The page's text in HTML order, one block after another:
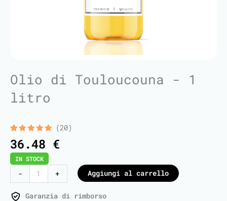
Olio di Touloucouna - 1
litro
Valutato
5.00 su 5
su base
di
20
recensioni
(20)
36.48 €
IN STOCK
-
Touloucouna
Oil
-
+ Aggiungi al carrello
Garanzia di rimborso